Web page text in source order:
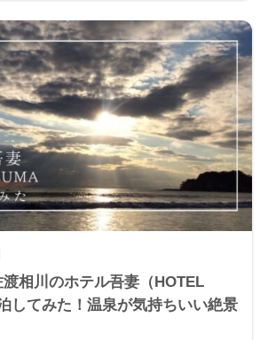
渡相川のホテル吾妻（HOTEL
してみた！温泉が気持ちいい絶景